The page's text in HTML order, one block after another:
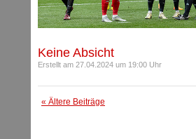
Keine Absicht
Erstellt am 27.04.2024 um 19:00 Uhr
« Ältere Beiträge